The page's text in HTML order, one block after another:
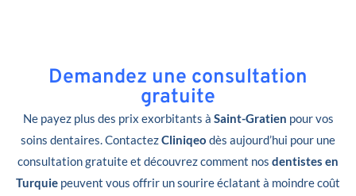
Demandez une consultation
gratuite
Ne payez plus des prix exorbitants à Saint-Gratien pour vos
soins dentaires. ContactezCliniqeo dès aujourd’hui pour une
consultation gratuite et découvrez comment nos dentistes en
Turquie peuvent vous offrir un sourire éclatant à moindre coût